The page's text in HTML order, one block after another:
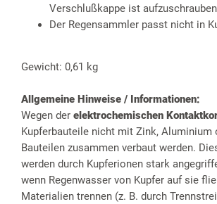
Verschlußkappe ist
Der Regensammler passt nicht in
Gewicht: 0,61 kg
Allgemeine Hinweise / Informationen:
Wegen der elektrochemischen
Kupferbauteile nicht mit Zink, Aluminium
Bauteilen zusammen verbaut werden.
werden durch Kupferionen stark
wenn Regenwasser von Kupfer auf sie
Materialien trennen (z. B. durch